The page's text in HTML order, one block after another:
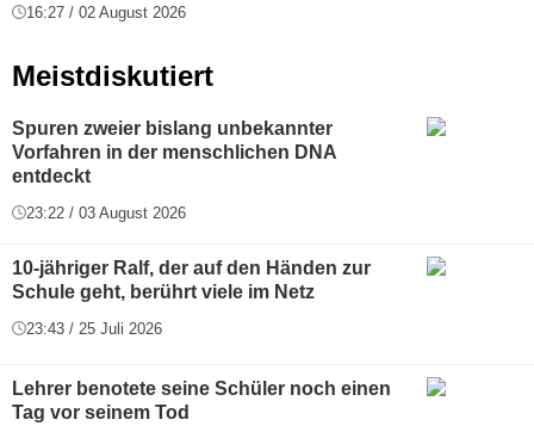
16:27 / 02 August 2026
Meistdiskutiert
Spuren zweier bislang unbekannter
Vorfahren in der menschlichen DNA
entdeckt
23:22 / 03 August 2026
10-jähriger Ralf, der auf den Händen zur
Schule geht, berührt viele im Netz
23:43 / 25 Juli 2026
Lehrer benotete seine Schüler noch einen
Tag vor seinem Tod